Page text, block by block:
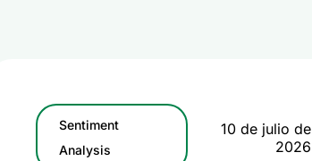
Sentiment
Analysis
10 de julio de
2026